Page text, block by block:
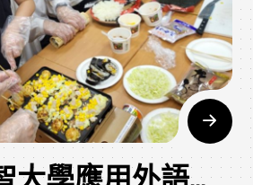
115年元智大學應用外語學系暑期異國美食英語營及品味和食日語營熱鬧登場~